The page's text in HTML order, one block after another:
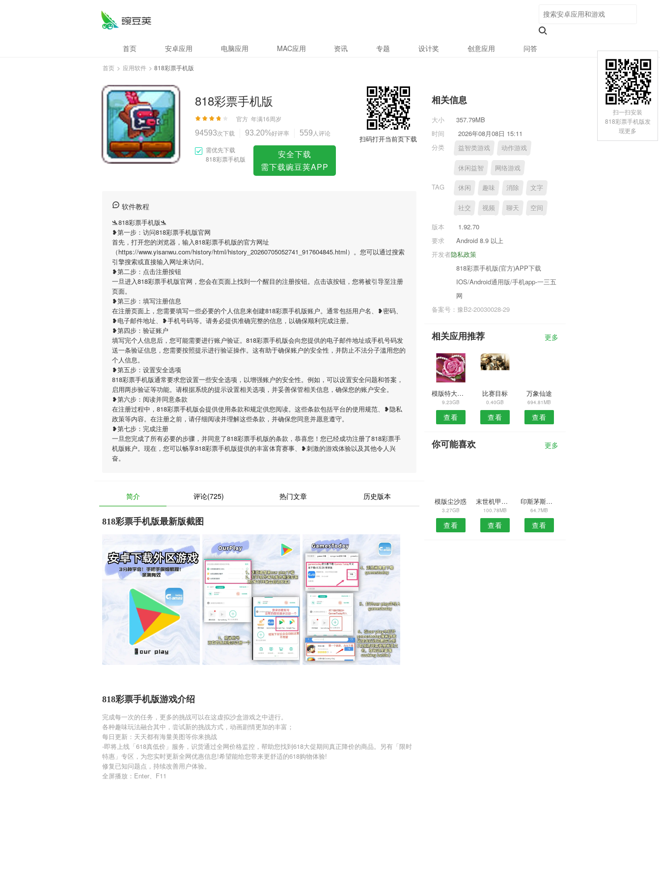
首页 安卓应用 电脑应用 MAC应用 资讯 专题 设计奖 创意应用 问答
首页 > 应用软件 > 818彩票手机版
818彩票手机版
官方 年满16周岁
94593次下载 93.20%好评率 559 人评论
需优先下载
818彩票手机版
安全下载
需下载豌豆荚APP
扫码打开当前页下载
软件教程
🛬818彩票手机版🛬
❥第一步：访问818彩票手机版官网
首先，打开您的浏览器，输入818彩票手机版的官方网址
（https://www.yisanwu.com/history/html/history_20260705052741_917604845.html）。您可以通过搜索
引擎搜索或直接输入网址来访问。
❥第二步：点击注册按钮
一旦进入818彩票手机版官网，您会在页面上找到一个醒目的注册按钮。点击该按钮，您将被引导至注册
页面。
❥第三步：填写注册信息
在注册页面上，您需要填写一些必要的个人信息来创建818彩票手机版账户。通常包括用户名、❥密码、
❥电子邮件地址、❥手机号码等。请务必提供准确完整的信息，以确保顺利完成注册。
❥第四步：验证账户
填写完个人信息后，您可能需要进行账户验证。818彩票手机版会向您提供的电子邮件地址或手机号码发
送一条验证信息，您需要按照提示进行验证操作。这有助于确保账户的安全性，并防止不法分子滥用您的
个人信息。
❥第五步：设置安全选项
818彩票手机版通常要求您设置一些安全选项，以增强账户的安全性。例如，可以设置安全问题和答案，
启用两步验证等功能。请根据系统的提示设置相关选项，并妥善保管相关信息，确保您的账户安全。
❥第六步：阅读并同意条款
在注册过程中，818彩票手机版会提供使用条款和规定供您阅读。这些条款包括平台的使用规范、❥隐私
政策等内容。在注册之前，请仔细阅读并理解这些条款，并确保您同意并愿意遵守。
❥第七步：完成注册
一旦您完成了所有必要的步骤，并同意了818彩票手机版的条款，恭喜您！您已经成功注册了818彩票手
机版账户。现在，您可以畅享818彩票手机版提供的丰富体育赛事、❥刺激的游戏体验以及其他令人兴
奋。
简介 评论(725) 热门文章 历史版本
818彩票手机版最新版截图
818彩票手机版游戏介绍
完成每一次的任务，更多的挑战可以在这虚拟沙盒游戏之中进行。
各种趣味玩法融合其中，尝试新的挑战方式，动画剧情更加的丰富；
每日更新：天天都有海量美图等你来挑战
-即将上线「618真低价」服务，识货通过全网价格监控，帮助您找到618大促期间真正降价的商品。另有「限时
特惠」专区，为您实时更新全网优惠信息!希望能给您带来更舒适的618购物体验!
修复已知问题点，持续改善用户体验。
全屏播放：Enter、F11
相关信息
大小
357.79MB
时间
2026年08月08日 15:11
分类
益智类游戏 动作游戏
休闲益智 网络游戏
TAG 休闲 趣味 消除 文字
社交 视频 聊天 空间
版本
1.92.70
要求
Android 8.9 以上
隐私政策
开发者
818彩票手机版(官方)APP下载
IOS/Android通用版/手机app-一三五
网
备案号：豫B2-20030028-29
相关应用推荐 更多
模版特大坡道特技车
9.23GB
查看
比赛目标
0.40GB
查看
万象仙途
694.81MB
查看
你可能喜欢 更多
模版尘沙惑
3.27GB
查看
末世机甲大作战手游
100.78MB
查看
印斯茅斯谜案中文版
64.7MB
查看
扫一扫安装
818彩票手机版发
现更多